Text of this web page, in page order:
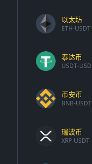
以太坊
ETH-USDT
泰达币
USDT-USD
币安币
BNB-USDT
瑞波币
XRP-USDT